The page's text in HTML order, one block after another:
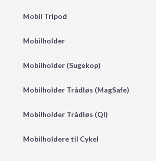
Mobil Tripod
Mobilholder
Mobilholder (Sugekop)
Mobilholder Trådløs (MagSafe)
Mobilholder Trådløs (QI)
Mobilholdere til Cykel